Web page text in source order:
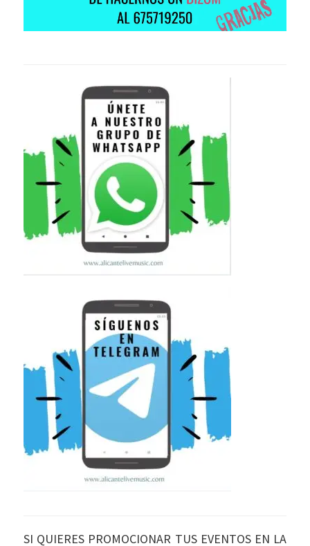
SI QUIERES PROMOCIONAR TUS EVENTOS EN LA